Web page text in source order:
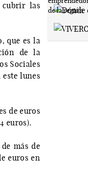
cubrir las
que es la
de la
Sociales
este lunes
de euros
euros).
más de
euros en